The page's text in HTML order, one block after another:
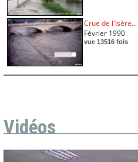
Crue de l'Isère...
Février 1990
vue 13516 fois
Vidéos